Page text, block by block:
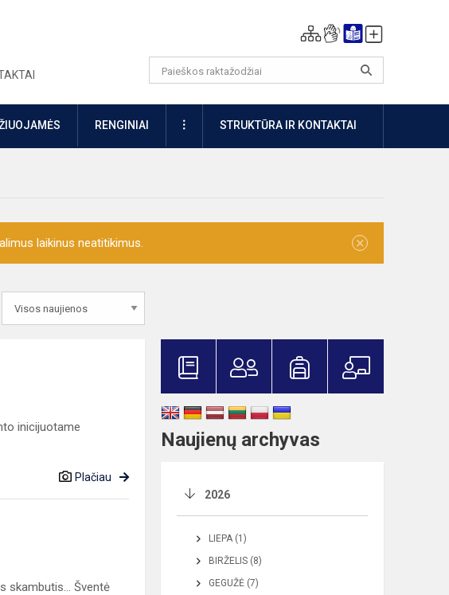
RENGINIAI DAUGIAUSTRUKTŪRA IR KONTAKTAI
laikinus neatitikimus. ×
inicijuotame
Plačiau
skambutis... Šventė
Naujienų archyvas
2026
LIEPA (1)
BIRŽELIS (8)
GEGUŽĖ (7)